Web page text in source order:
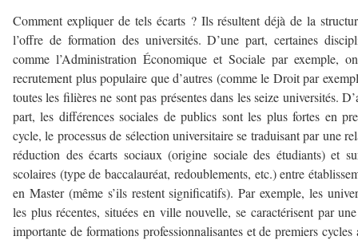
Comment expliquer de tels écarts ? Ils résultent déjà de la
l’offre de formation des universités. D’une part, certaines
comme l’Administration Économique et Sociale par exemple,
recrutement plus populaire que d’autres (comme le Droit par
toutes les filières ne sont pas présentes dans les seize universités.
part, les différences sociales de publics sont les plus fortes en
cycle, le processus de sélection universitaire se traduisant par une
réduction des écarts sociaux (origine sociale des étudiants) et
scolaires (type de baccalauréat, redoublements, etc.) entre
en Master (même s’ils restent significatifs). Par exemple, les
les plus récentes, situées en ville nouvelle, se caractérisent par
importante de formations professionnalisantes et de premiers cycles